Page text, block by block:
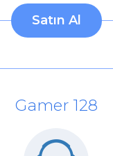
Satın Al
Gamer 128